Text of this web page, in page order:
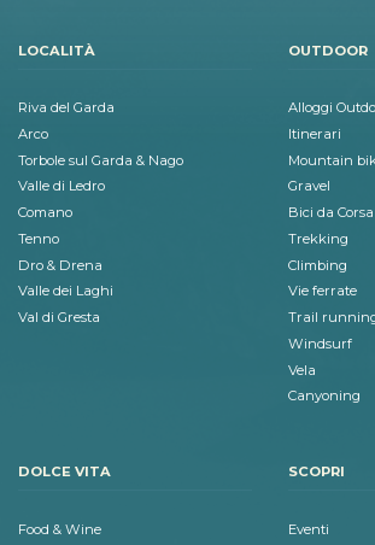
LOCALITÀ
Riva del Garda
Arco
Torbole sul Garda & Nago
Valle di Ledro
Comano
Tenno
Dro & Drena
Valle dei Laghi
Val di Gresta
OUTDOOR
Alloggi
Itinerari
Mountain
Gravel
Bici da Corsa
Trekking
Climbing
Vie ferrate
Trail
Windsurf
Vela
Canyoning
DOLCE VITA
Food & Wine
SCOPRI
Eventi